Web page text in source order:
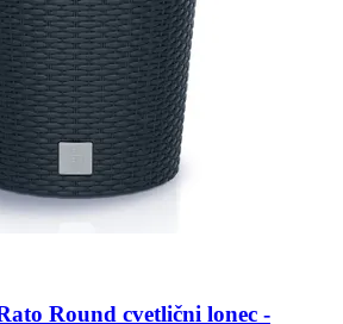
Round cvetlični lonec -​